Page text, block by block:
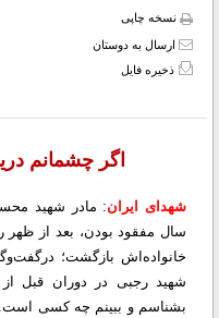
نسخه چاپی
ارسال به دوستان
ذخیره فایل
اگر چشمانم
شهدای ایران
سال مفقود بودن، بعد از ظهر
خانواده‌اش بازگشت؛
شهید رجبی در دوران قبل از
بشناسم و ببینم چه کسی